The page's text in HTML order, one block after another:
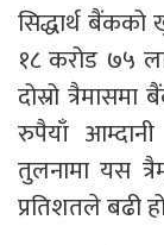
सिद्धार्थ
१८ करोड ७५
दोस्रो
रुपैयाँ
तुलनामा यस
प्रतिशतले बढी